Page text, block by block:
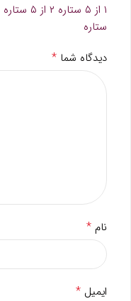
۱ از ۵ ستاره
۲ از ۵ ستاره
ستاره
دیدگاه شما *
نام *
ایمیل *